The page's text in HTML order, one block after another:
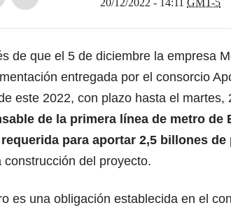
20/12/2022 - 14:11 GMT-5
de que el 5 de diciembre la empresa
entregada por el consorcio
este 2022, con plazo hasta el martes,
de la primera línea de metro de
para aportar 2,5 billones de
construcción del proyecto.
es una obligación establecida en el